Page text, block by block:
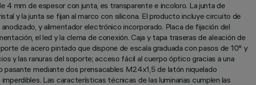
mm de espesor con junta, es transparente e incoloro. La junta de
y la junta se fijan al marco con silicona. El producto incluye circuito de
y alimentador electrónico incorporado. Placa de fijación del
el led y la clema de conexión. Caja y tapa traseras de aleación de
de acero pintado que dispone de escala graduada con pasos de 10° y
y las ranuras del soporte; acceso fácil al cuerpo óptico gracias a una
pasante mediante dos prensacables M24x1,5 de latón niquelado
Las características técnicas de las luminarias cumplen las